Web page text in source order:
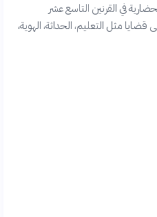
في القرنين التاسع عشر
مثل التعليم، الحداثة، الهوية،